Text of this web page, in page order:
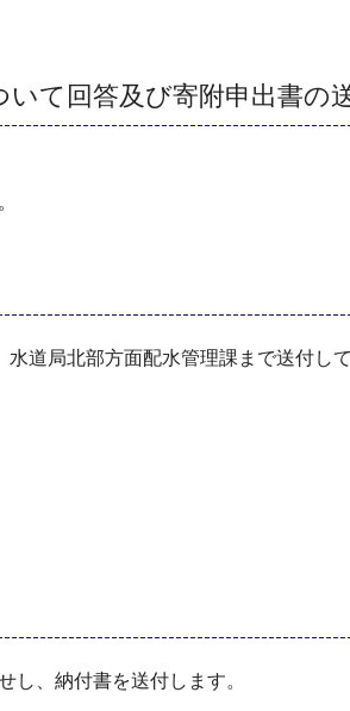
て回答及び寄附申出書の
道局北部方面配水管理課まで送付して
し、納付書を送付します。